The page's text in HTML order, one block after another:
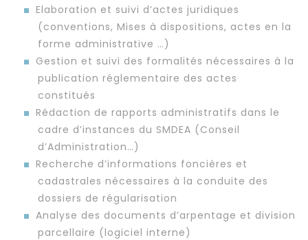
Elaboration et suivi d’actes juridiques
(conventions, Mises à dispositions, actes en la
forme administrative …)
Gestion et suivi des formalités nécessaires à la
publication réglementaire des actes
constitués
Rédaction de rapports administratifs dans le
cadre d’instances du SMDEA (Conseil
d’Administration…)
Recherche d’informations foncières et
cadastrales nécessaires à la conduite des
dossiers de régularisation
Analyse des documents d’arpentage et division
parcellaire (logiciel interne)